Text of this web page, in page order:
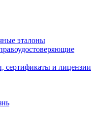
эталоны
сертификаты и лицензии